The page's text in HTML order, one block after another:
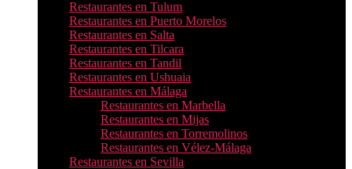
Restaurantes en Tulum
Restaurantes en Puerto Morelos
Restaurantes en Salta
Restaurantes en Tilcara
Restaurantes en Tandil
Restaurantes en Ushuaia
Restaurantes en Málaga
Restaurantes en Marbella
Restaurantes en Mijas
Restaurantes en Torremolinos
Restaurantes en Vélez-Málaga
Restaurantes en Sevilla